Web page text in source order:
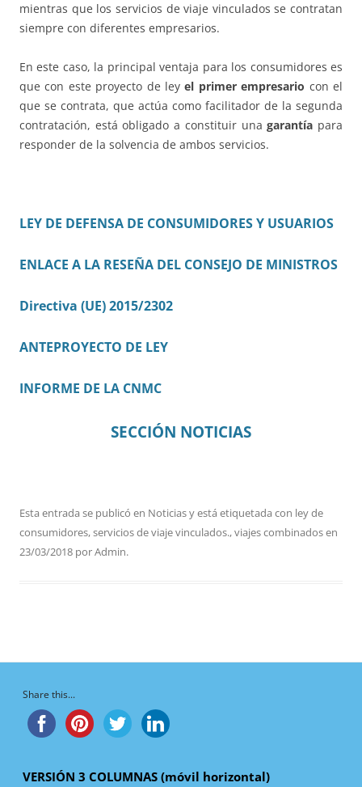
mientras que los servicios de viaje vinculados se contratan
siempre con diferentes empresarios.
En este caso, la principal ventaja para los consumidores es
que con este proyecto de leyel primer empresario con el
que se contrata, que actúa como facilitador de la segunda
contratación, está obligado a constituir unagarantía para
responder de la solvencia de ambos servicios.
LEY DE DEFENSA DE CONSUMIDORES Y USUARIOS
ENLACE A LA RESEÑA DEL CONSEJO DE MINISTROS
Directiva (UE) 2015/2302
ANTEPROYECTO DE LEY
INFORME DE LA CNMC
SECCIÓN NOTICIAS
Esta entrada se publicó en Noticiasy está etiquetada con ley de
consumidores,servicios de viaje vinculados.,viajes combinadosen
23/03/2018 porAdmin.
Share this...
VERSIÓN 3 COLUMNAS (móvil horizontal)